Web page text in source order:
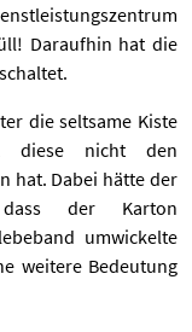
Daraufhin hat die
die seltsame Kiste
diese nicht den
hat. Dabei hätte der
der Karton
umwickelte
weitere Bedeutung